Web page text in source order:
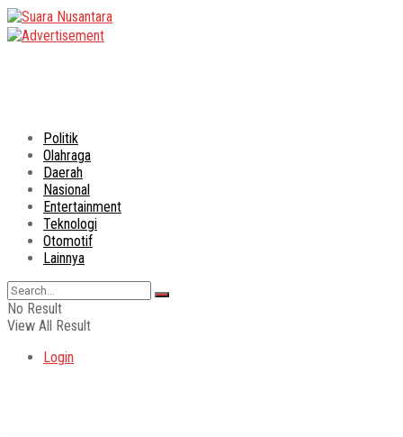
Politik
Olahraga
Daerah
Nasional
Entertainment
Teknologi
Otomotif
Lainnya
No Result
View All Result
Login